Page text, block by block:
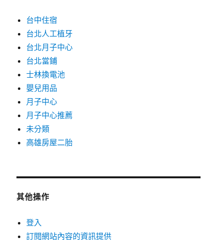
台中住宿
台北人工植牙
台北月子中心
台北當鋪
士林換電池
嬰兒用品
月子中心
月子中心推薦
未分類
高雄房屋二胎
其他操作
登入
訂閱網站內容的資訊提供